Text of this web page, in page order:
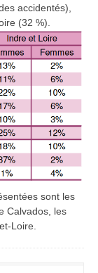
accidentés),
(32 %).
sont les
Calvados, les
Loire.